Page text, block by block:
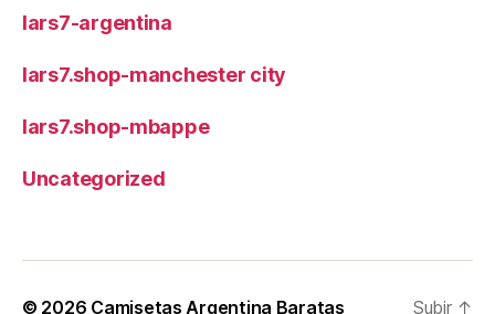
lars7-argentina
lars7.shop-manchester city
lars7.shop-mbappe
Uncategorized
© 2026 Camisetas Argentina Baratas Subir ↑